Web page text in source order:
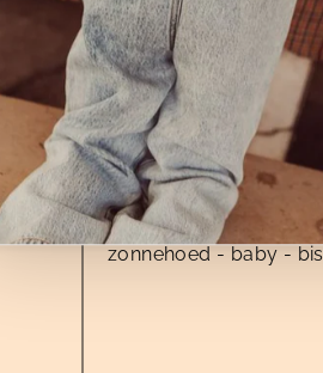
Naam
Telefoonnummer
Reactie